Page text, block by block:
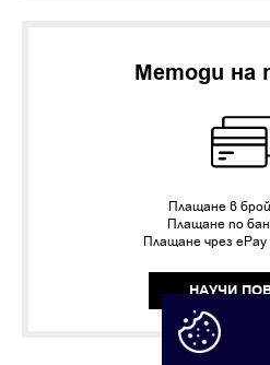
Методи на
Плащане в
Плащане по
Плащане чрез ePay
НАУЧИ